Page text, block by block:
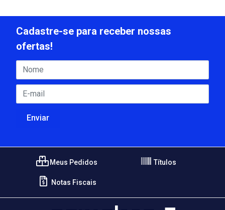
Cadastre-se para receber nossas
ofertas!
Meus Pedidos Títulos
Notas Fiscais